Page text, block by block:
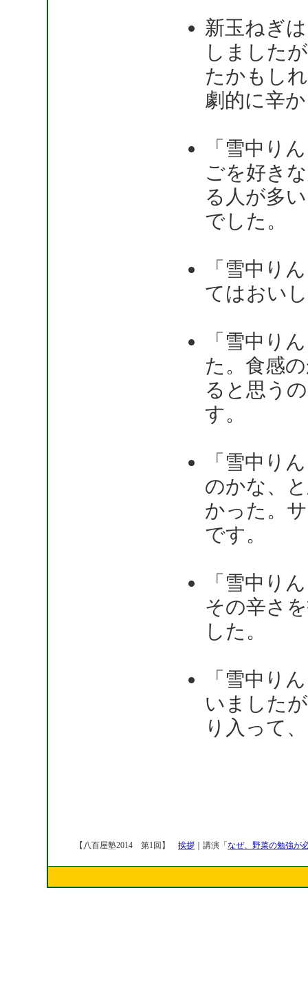
新玉ねぎ
しました
たかもし
劇的に辛
「雪中り
ごを好き
る人が多
でした。
「雪中り
てはおい
「雪中り
た。食感
ると思う
す。
「雪中り
のかな、
かった。
です。
「雪中り
その辛さ
した。
「雪中り
いました
り入って
【八百屋塾2014 第1回】 挨拶 ｜講演「 なぜ、野菜の勉強が